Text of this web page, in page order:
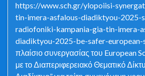
https://www.sch.gr/ylopoiisi-
tin-imera-asfalous-diadiktyou-2025-
radiofoniki-kampania-gia-tin-imera-
diadiktyou-2025-be-safer-european-
πλαίσιο συνεργασίας του European
με το Διαπεριφερειακό Θεματικό